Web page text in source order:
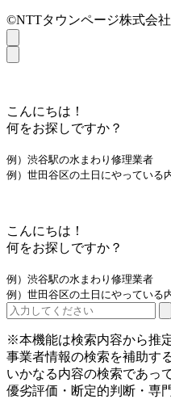
©NTTタウンページ株式会社
こんにちは！
何をお探しですか？
例）渋谷駅の水まわり修理業者
例）世田谷区の土日にやっている
こんにちは！
何をお探しですか？
例）渋谷駅の水まわり修理業者
例）世田谷区の土日にやっている
※本機能は検索内容から推
事業者情報の検索を補助す
いかなる内容の検索であっ
優劣評価・断定的判断・専